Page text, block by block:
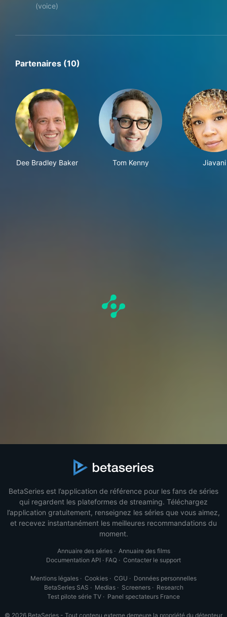
(voice)
Partenaires (10)
Dee Bradley Baker Tom Kenny Jiavani
BetaSeries est l’application de référence pour les fans de séries
qui regardent les plateformes de streaming. Téléchargez
l’application gratuitement, renseignez les séries que vous aimez,
et recevez instantanément les meilleures recommandations du
moment.
Annuaire des séries· Annuaire des films
Documentation API · FAQ · Contacter le support
Mentions légales · Cookies · CGU · Données personnelles
BetaSeries SAS · Medias· Screeners· Research
Test pilote série TV · Panel spectateurs France
© 2026 BetaSeries - Tout contenu externe demeure la propriété du détenteur